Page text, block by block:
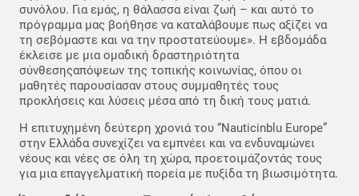
συνόλου. Για εμάς, η θάλασσα είναι ζωή – και αυτό το
πρόγραμμα μας βοήθησε να καταλάβουμε πως αξίζει να
τη σεβόμαστε και να την προστατεύουμε». Η εβδομάδα
έκλεισε με μια ομαδική δραστηριότητα
σύνθεσηςαπόψεων της τοπικής κοινωνίας, όπου οι
μαθητές παρουσίασαν στους συμμαθητές τους
προκλήσεις και λύσεις μέσα από τη δική τους ματιά.
Η επιτυχημένη δεύτερη χρονιά του “Nauticinblu Europe”
στην Ελλάδα συνεχίζει να εμπνέει και να ενδυναμώνει
νέους και νέες σε όλη τη χώρα, προετοιμάζοντάς τους
για μια επαγγελματική πορεία με πυξίδα τη βιωσιμότητα.